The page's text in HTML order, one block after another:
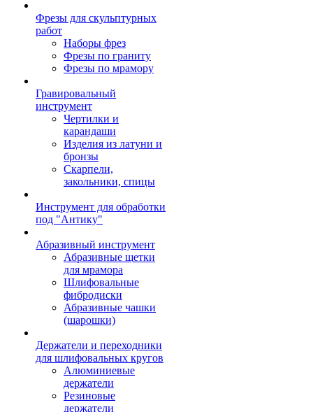
Фрезы для скульптурных
работ
Наборы фрез
Фрезы по граниту
Фрезы по мрамору
Гравировальный
инструмент
Чертилки и
карандаши
Изделия из латуни и
бронзы
Скарпели,
закольники, спицы
Инструмент для обработки
под "Антику"
Абразивный инструмент
Абразивные щетки
для мрамора
Шлифовальные
фибродиски
Абразивные чашки
(шарошки)
Держатели и переходники
для шлифовальных кругов
Алюминиевые
держатели
Резиновые
держатели